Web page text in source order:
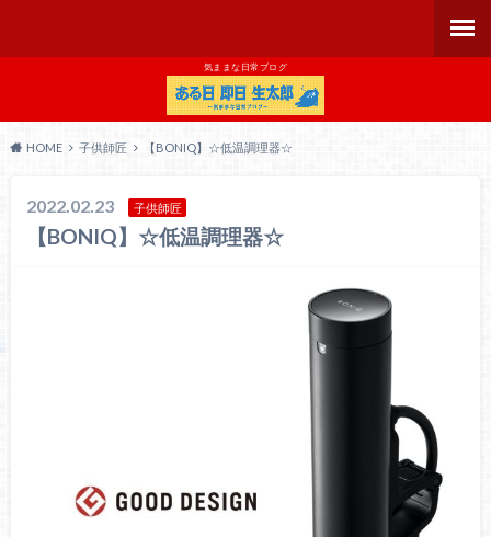
気ままな日常ブログ
HOME 子供師匠 【BONIQ】☆低温調理器☆
2022.02.23 子供師匠
【BONIQ】☆低温調理器☆